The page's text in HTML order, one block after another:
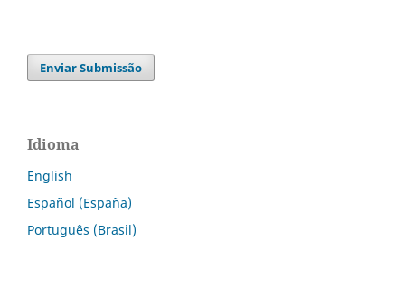
Enviar Submissão
Idioma
English
Español (España)
Português (Brasil)